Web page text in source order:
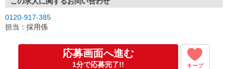
0120-917-385
担当：採用係
応募画面へ進む
1分で応募完了!! キープ